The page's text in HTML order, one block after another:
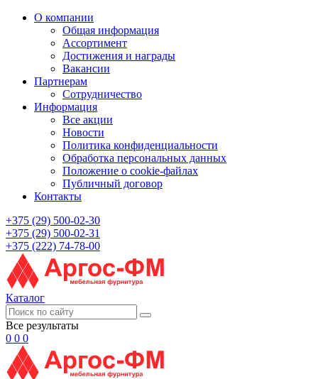
О компании
Общая информация
Ассортимент
Достижения и награды
Вакансии
Партнерам
Сотрудничество
Информация
Все акции
Новости
Политика конфиденциальности
Обработка персональных данных
Положение о cookie-файлах
Публичный договор
Контакты
+375 (29) 500-02-30
+375 (29) 500-02-31
+375 (222) 74-78-00
Каталог
Все результаты
0 0 0